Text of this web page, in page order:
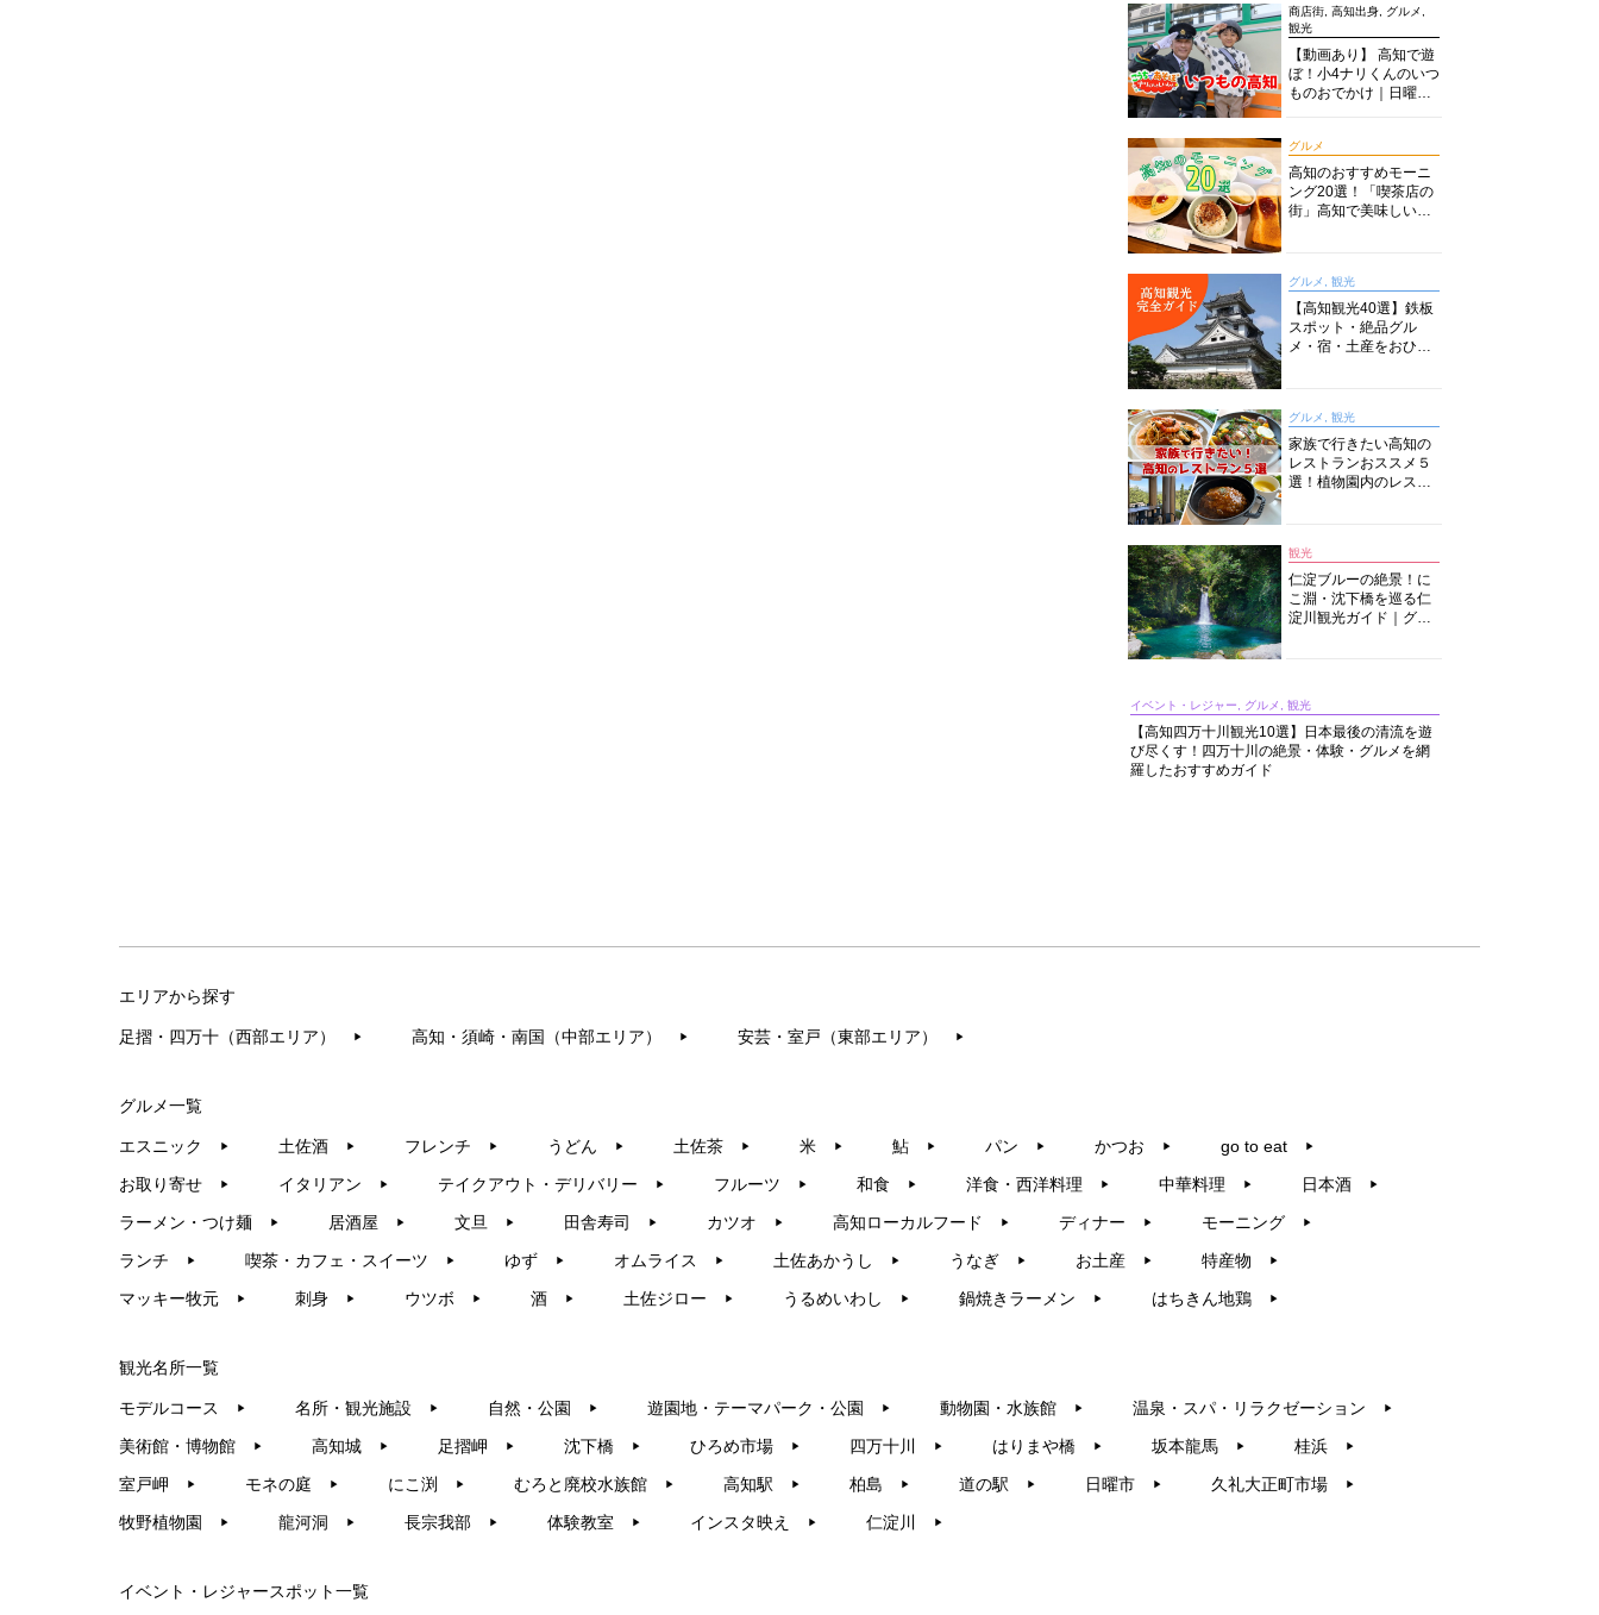
商店街, 高知出身, グルメ,
観光
【動画あり】 高知で遊
ぼ！小4ナリくんのいつ
ものおでかけ｜日曜市
グルメ
高知のおすすめモーニ
ング20選！「喫茶店の
街」高知で美味しい喫
グルメ, 観光
【高知観光40選】鉄板
スポット・絶品グル
メ・宿・土産をおひと
グルメ, 観光
家族で行きたい高知の
レストランおススメ５
選！植物園内のレスト
観光
仁淀ブルーの絶景！に
こ淵・沈下橋を巡る仁
淀川観光ガイド｜グル
イベント・レジャー, グルメ, 観光
【高知四万十川観光10選】日本最後の清流を遊
び尽くす！四万十川の絶景・体験・グルメを網
羅したおすすめガイド
エリアから探す
足摺・四万十（西部エリア） ▶︎ 高知・須崎・南国（中部エリア） ▶︎ 安芸・室戸（東部エリア） ▶︎
グルメ一覧
エスニック ▶︎ 土佐酒 ▶︎ フレンチ ▶︎ うどん ▶︎ 土佐茶 ▶︎ 米 ▶︎ 鮎 ▶︎ パン ▶︎ かつお ▶︎ go to eat ▶︎
お取り寄せ ▶︎ イタリアン ▶︎ テイクアウト・デリバリー ▶︎ フルーツ ▶︎ 和食 ▶︎ 洋食・西洋料理 ▶︎ 中華料理 ▶︎ 日本酒 ▶︎
ラーメン・つけ麺 ▶︎ 居酒屋 ▶︎ 文旦 ▶︎ 田舎寿司 ▶︎ カツオ ▶︎ 高知ローカルフード ▶︎ ディナー ▶︎ モーニング ▶︎
ランチ ▶︎ 喫茶・カフェ・スイーツ ▶︎ ゆず ▶︎ オムライス ▶︎ 土佐あかうし ▶︎ うなぎ ▶︎ お土産 ▶︎ 特産物 ▶︎
マッキー牧元 ▶︎ 刺身 ▶︎ ウツボ ▶︎ 酒 ▶︎ 土佐ジロー ▶︎ うるめいわし ▶︎ 鍋焼きラーメン ▶︎ はちきん地鶏 ▶︎
観光名所一覧
モデルコース ▶︎ 名所・観光施設 ▶︎ 自然・公園 ▶︎ 遊園地・テーマパーク・公園 ▶︎ 動物園・水族館 ▶︎ 温泉・スパ・リラクゼーション ▶︎
美術館・博物館 ▶︎ 高知城 ▶︎ 足摺岬 ▶︎ 沈下橋 ▶︎ ひろめ市場 ▶︎ 四万十川 ▶︎ はりまや橋 ▶︎ 坂本龍馬 ▶︎ 桂浜 ▶︎
室戸岬 ▶︎ モネの庭 ▶︎ にこ渕 ▶︎ むろと廃校水族館 ▶︎ 高知駅 ▶︎ 柏島 ▶︎ 道の駅 ▶︎ 日曜市 ▶︎ 久礼大正町市場 ▶︎
牧野植物園 ▶︎ 龍河洞 ▶︎ 長宗我部 ▶︎ 体験教室 ▶︎ インスタ映え ▶︎ 仁淀川 ▶︎
イベント・レジャースポット一覧